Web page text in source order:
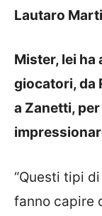
Lautaro
Mister, lei
giocatori, da
a Zanetti,
“Questi tipi
fanno capire